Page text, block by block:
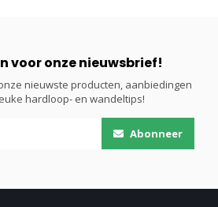
voor onze nieuwsbrief!
nieuwste producten, aanbiedingen
hardloop- en wandeltips!
Abonneer